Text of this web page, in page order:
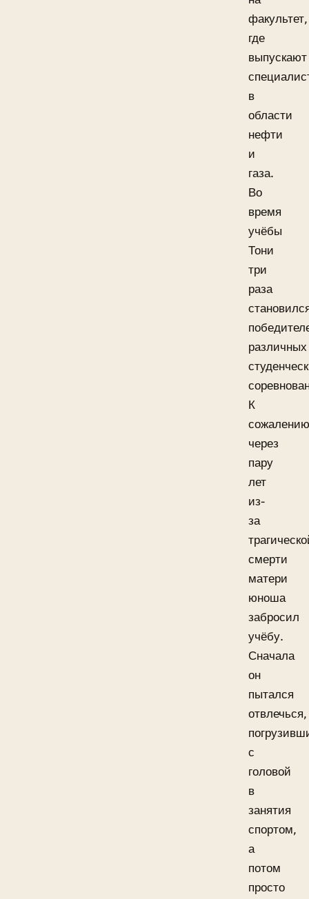
факультет,
где
выпускают
в
области
нефти
и
газа.
Во
время
учёбы
Тони
три
раза
различных
К
через
пару
лет
из-
за
смерти
матери
юноша
забросил
учёбу.
Сначала
он
пытался
отвлечься,
с
головой
в
занятия
спортом,
а
потом
просто